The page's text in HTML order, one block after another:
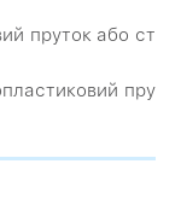
пруток або ст
пру